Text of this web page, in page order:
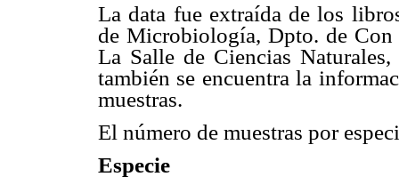
La data fue extraída de los
de Microbiología, Dpto. de
La Salle de Ciencias
también se encuentra la
muestras.
El número de muestras por
Especie